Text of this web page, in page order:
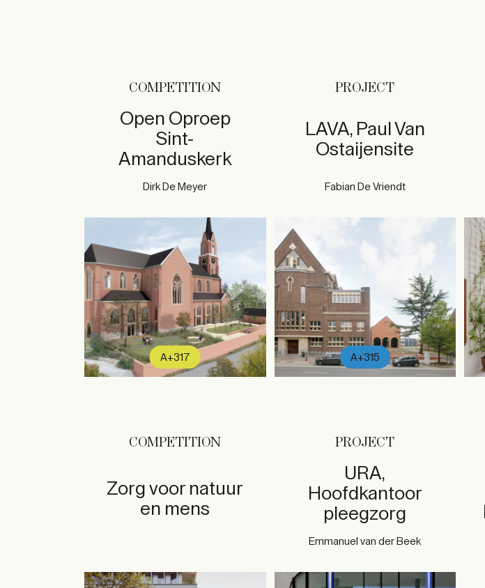
COMPETITION
Open Oproep
Sint-
Amanduskerk
Dirk De Meyer
A+317
PROJECT
LAVA, Paul Van
Ostaijensite
Fabian De Vriendt
A+315
COMPETITION
Zorg voor natuur
en mens
PROJECT
URA,
Hoofdkantoor
pleegzorg
Emmanuel van der Beek